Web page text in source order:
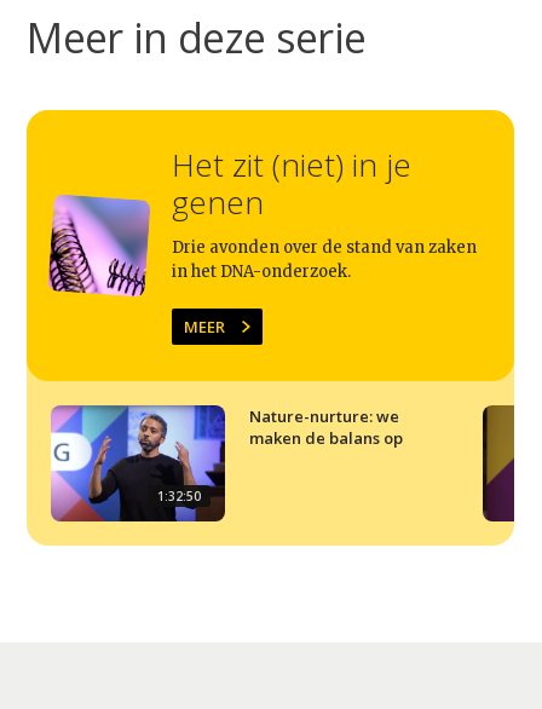
Studium Generale
Home
Agenda
Video
Podcast
Artikelen
Contact
Meer in deze serie
Het zit (niet) in je
genen
Drie avonden over de stand van zaken
in het DNA-onderzoek.
MEER
1:32:50
Nature-nurture: we
maken de balans op